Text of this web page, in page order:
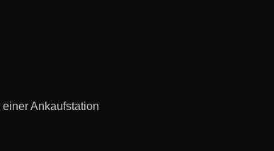
Ankaufstation